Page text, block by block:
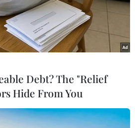
hành trình ghi lại, một
ngay trước mũi ô tô đang
thẳng khiến tài xế vội vàng
tránh một tai nạn thảm
hành trình của ôtô ghi
một phen có thể nói là hú
Debt? The "Relief
Hide From You